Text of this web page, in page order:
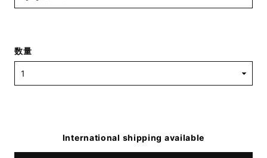
数量
International shipping available